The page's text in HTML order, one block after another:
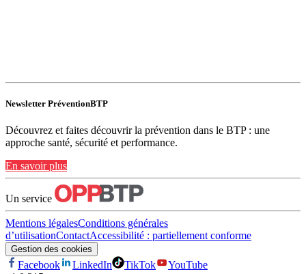
Newsletter PréventionBTP
Découvrez et faites découvrir la prévention dans le BTP : une
approche santé, sécurité et performance.
En savoir plus
Un service
Mentions légalesConditions générales
d’utilisationContactAccessibilité : partiellement conforme
Gestion des cookies
Facebook LinkedIn TikTok
YouTube